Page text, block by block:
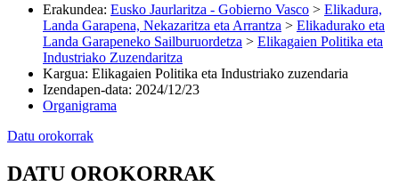
Erakundea: Eusko Jaurlaritza - Gobierno Vasco > Elikadura,
Landa Garapena, Nekazaritza eta Arrantza > Elikadurako eta
Landa Garapeneko Sailburuordetza > Elikagaien Politika eta
Industriako Zuzendaritza
Kargua: Elikagaien Politika eta Industriako zuzendaria
Izendapen-data: 2024/12/23
Organigrama
Datu orokorrak
DATU OROKORRAK